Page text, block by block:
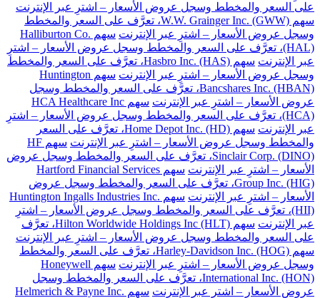
على السعر والمخطط وسجل عروض الأسعار – اشترِ عبر الإنترنت
سهم W.W. Grainger Inc. (GWW)، تعرَّف على السعر والمخطط
وسجل عروض الأسعار – اشترِ عبر الإنترنت
سهم Halliburton Co.
(HAL)، تعرَّف على السعر والمخطط وسجل عروض الأسعار – اشترِ
عبر الإنترنت
سهم Hasbro Inc. (HAS)، تعرَّف على السعر والمخطط
وسجل عروض الأسعار – اشترِ عبر الإنترنت
سهم Huntington
Bancshares Inc. (HBAN)، تعرَّف على السعر والمخطط وسجل
عروض الأسعار – اشترِ عبر الإنترنت
سهم HCA Healthcare Inc
(HCA)، تعرَّف على السعر والمخطط وسجل عروض الأسعار – اشترِ
عبر الإنترنت
سهم Home Depot Inc. (HD)، تعرَّف على السعر
والمخطط وسجل عروض الأسعار – اشترِ عبر الإنترنت
سهم HF
Sinclair Corp. (DINO)، تعرَّف على السعر والمخطط وسجل عروض
الأسعار – اشترِ عبر الإنترنت
سهم Hartford Financial Services
Group Inc. (HIG)، تعرَّف على السعر والمخطط وسجل عروض
الأسعار – اشترِ عبر الإنترنت
سهم Huntington Ingalls Industries Inc.
(HII)، تعرَّف على السعر والمخطط وسجل عروض الأسعار – اشترِ
عبر الإنترنت
سهم Hilton Worldwide Holdings Inc (HLT)، تعرَّف
على السعر والمخطط وسجل عروض الأسعار – اشترِ عبر الإنترنت
سهم Harley-Davidson Inc. (HOG)، تعرَّف على السعر والمخطط
وسجل عروض الأسعار – اشترِ عبر الإنترنت
سهم Honeywell
International Inc. (HON)، تعرَّف على السعر والمخطط وسجل
عروض الأسعار – اشترِ عبر الإنترنت
سهم Helmerich & Payne Inc.